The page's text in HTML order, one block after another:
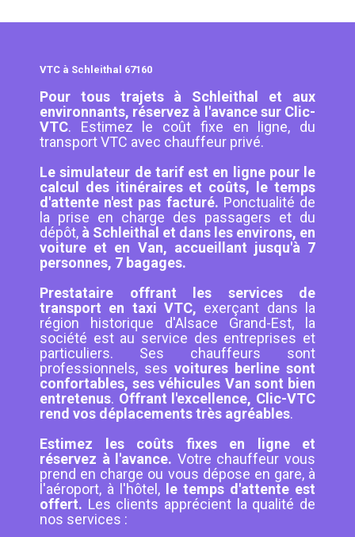
VTC à Schleithal 67160
Pour tous trajets à Schleithal et aux
environnants, réservez à l'avance sur Clic-
VTC. Estimez le coût fixe en ligne, du
transport VTC avec chauffeur privé.
Le simulateur de tarif est en ligne pour le
calcul des itinéraires et coûts, le temps
d'attente n'est pas facturé. Ponctualité de
la prise en charge des passagers et du
dépôt, à Schleithal et dans les environs, en
voiture et en Van, accueillant jusqu'à 7
personnes, 7 bagages.
Prestataire offrant les services de
transport en taxi VTC, exerçant dans la
région historique d'Alsace Grand-Est, la
société est au service des entreprises et
particuliers. Ses chauffeurs sont
professionnels, ses voitures berline sont
confortables, ses véhicules Van sont bien
entretenus. Offrant l'excellence, Clic-VTC
rend vos déplacements très agréables.
Estimez les coûts fixes en ligne et
réservez à l'avance. Votre chauffeur vous
prend en charge ou vous dépose en gare, à
l'aéroport, à l'hôtel,
le temps d'attente est
offert. Les clients apprécient la qualité de
nos services :